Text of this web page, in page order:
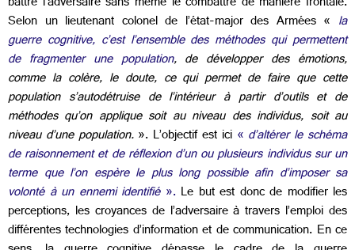
Selon un lieutenant colonel de l’état-major des Armées « la
guerre cognitive, c’est l’ensemble des méthodes qui permettent
de fragmenter une population, de développer des émotions,
comme la colère, le doute, ce qui permet de faire que cette
population s’autodétruise de l’intérieur à partir d’outils et de
méthodes qu’on applique soit au niveau des individus, soit au
niveau d’une population.». L’objectif est ici « d’altérer le schéma
de raisonnement et de réflexion d’un ou plusieurs individus sur un
terme que l’on espère le plus long possible afin d’imposer sa
volonté à un ennemi identifié ». Le but est donc de modifier les
perceptions, les croyances de l’adversaire à travers l’emploi des
différentes technologies d’information et de communication. En ce